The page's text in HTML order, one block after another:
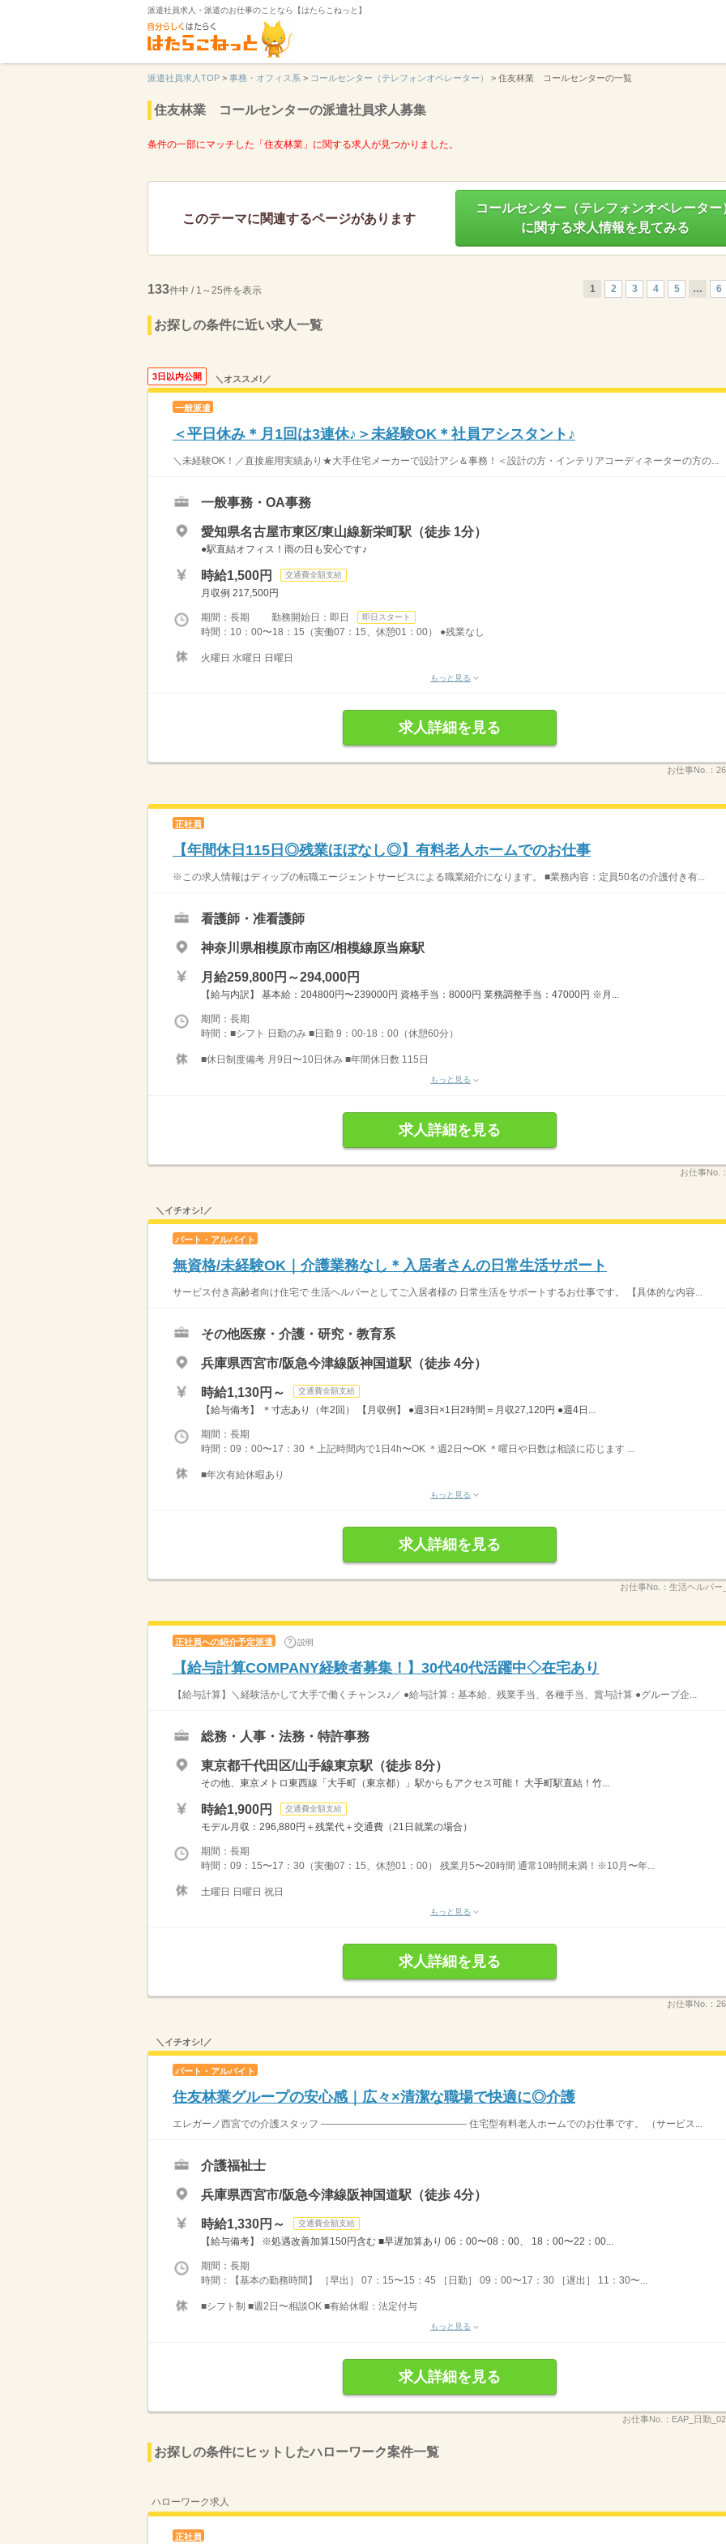
派遣社員求人・派遣のお仕事のことなら【はたらこねっと】
派遣社員求人TOP > 事務・オフィス系 > コールセンター（テレフォンオペレーター） > 住友林業 コールセンターの一覧
住友林業 コールセンターの派遣社員求人募集
条件の一部にマッチした「住友林業」に関する求人が見つかりました。
このテーマに関連するページがあります
コールセンター（テレフォンオペレーター
に関する求人情報を見てみる
133件中 / 1～25件を表示 1 2 3 4 5 … 6
お探しの条件に近い求人一覧
3日以内公開 ＼オススメ!／
一般派遣
＜平日休み＊月1回は3連休♪＞未経験OK＊社員アシスタント♪
＼未経験OK！／直接雇用実績あり★大手住宅メーカーで設計アシ＆事務！＜設計の方・インテリアコーディネーターの方の...
一般事務・OA事務
愛知県名古屋市東区/東山線新栄町駅（徒歩 1分）
●駅直結オフィス！雨の日も安心です♪
時給1,500円 交通費全額支給
月収例 217,500円
期間：長期 勤務開始日：即日 即日スタート
時間：10：00〜18：15（実働07：15、休憩01：00） ●残業なし
火曜日 水曜日 日曜日
もっと見る
求人詳細を見る
お仕事No.：
正社員
【年間休日115日◎残業ほぼなし◎】有料老人ホームでのお仕事
※この求人情報はディップの転職エージェントサービスによる職業紹介になります。 ■業務内容：定員50名の介護付き有...
看護師・准看護師
神奈川県相模原市南区/相模線原当麻駅
月給259,800円～294,000円
【給与内訳】 基本給：204800円〜239000円 資格手当：8000円 業務調整手当：47000円 ※月...
期間：長期
時間：■シフト 日勤のみ ■日勤 9：00-18：00（休憩60分）
■休日制度備考 月9日〜10日休み ■年間休日数 115日
もっと見る
求人詳細を見る
お仕事No.：
＼イチオシ!／
パート・アルバイト
無資格/未経験OK｜介護業務なし＊入居者さんの日常生活サポート
サービス付き高齢者向け住宅で 生活ヘルパーとしてご入居者様の 日常生活をサポートするお仕事です。 【具体的な内容...
その他医療・介護・研究・教育系
兵庫県西宮市/阪急今津線阪神国道駅（徒歩 4分）
時給1,130円～ 交通費全額支給
【給与備考】 ＊寸志あり（年2回） 【月収例】 ●週3日×1日2時間＝月収27,120円 ●週4日...
期間：長期
時間：09：00〜17：30 ＊上記時間内で1日4h〜OK ＊週2日〜OK ＊曜日や日数は相談に応じます ...
■年次有給休暇あり
もっと見る
求人詳細を見る
お仕事No.： 生活ヘルパー
正社員への紹介予定派遣 説明
【給与計算COMPANY経験者募集！】30代40代活躍中◇在宅あり
【給与計算】＼経験活かして大手で働くチャンス♪／ ●給与計算：基本給、残業手当、各種手当、賞与計算 ●グループ企...
総務・人事・法務・特許事務
東京都千代田区/山手線東京駅（徒歩 8分）
その他、東京メトロ東西線「大手町（東京都）」駅からもアクセス可能！ 大手町駅直結！竹...
時給1,900円 交通費全額支給
モデル月収：296,880円＋残業代＋交通費（21日就業の場合）
期間：長期
時間：09：15〜17：30（実働07：15、休憩01：00） 残業月5〜20時間 通常10時間未満！※10月〜年...
土曜日 日曜日 祝日
もっと見る
求人詳細を見る
お仕事No.：
＼イチオシ!／
パート・アルバイト
住友林業グループの安心感｜広々×清潔な職場で快適に◎介護
エレガーノ西宮での介護スタッフ ――――――――――――――― 住宅型有料老人ホームでのお仕事です。 （サービス...
介護福祉士
兵庫県西宮市/阪急今津線阪神国道駅（徒歩 4分）
時給1,330円～ 交通費全額支給
【給与備考】 ※処遇改善加算150円含む ■早遅加算あり 06：00〜08：00、 18：00〜22：00...
期間：長期
時間：【基本の勤務時間】 ［早出］ 07：15〜15：45 ［日勤］ 09：00〜17：30 ［遅出］ 11：30〜...
■シフト制 ■週2日〜相談OK ■有給休暇：法定付与
もっと見る
求人詳細を見る
お仕事No.： EAP_日勤_02
お探しの条件にヒットしたハローワーク案件一覧
ハローワーク求人
正社員